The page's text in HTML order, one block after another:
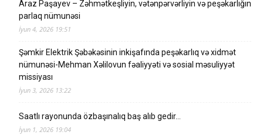
Araz Paşayev – Zəhmətkeşliyin, vətənpərvərliyin və peşəkarlığın
parlaq nümunəsi
İyun 4, 2026 19:51
Şəmkir Elektrik Şəbəkəsinin inkişafında peşəkarlıq və xidmət
nümunəsi-Mehman Xəlilovun fəaliyyəti və sosial məsuliyyət
missiyası
İyun 3, 2026 13:22
Saatlı rayonunda özbaşınalıq baş alıb gedir…
İyun 1, 2026 19:04